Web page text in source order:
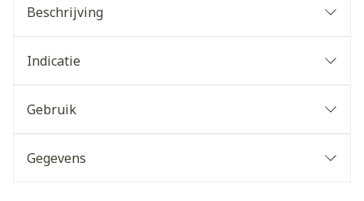
Beschrijving
Indicatie
Gebruik
Gegevens